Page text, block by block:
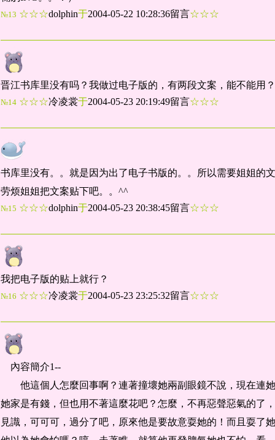
№13 ☆☆☆dolphin于2004-05-22 10:28:36留言☆☆☆
晋江书库里没有吗？我做过电子版的，有两段文案，能不能用？
№14 ☆☆☆冷凌裳于2004-05-23 20:19:49留言☆☆☆
书库里没有。。就是因为出了电子书版的。。所以需要姐姐的
劳烦姐姐把文案贴下吧。。^^
№15 ☆☆☆dolphin于2004-05-23 20:38:45留言☆☆☆
我把电子版的贴上就行？
№16 ☆☆☆冷凌裳于2004-05-23 23:25:32留言☆☆☆
內容簡介1--
他這個人怎麼回事啊？連著撞壞她兩副眼鏡不說，現在連
她家是有錢，但也用不著這麼花吧？怎麼，不再惡聲惡氣的了
見識，可可可，過分了吧，原來他是要故意耍她的！而且耍了